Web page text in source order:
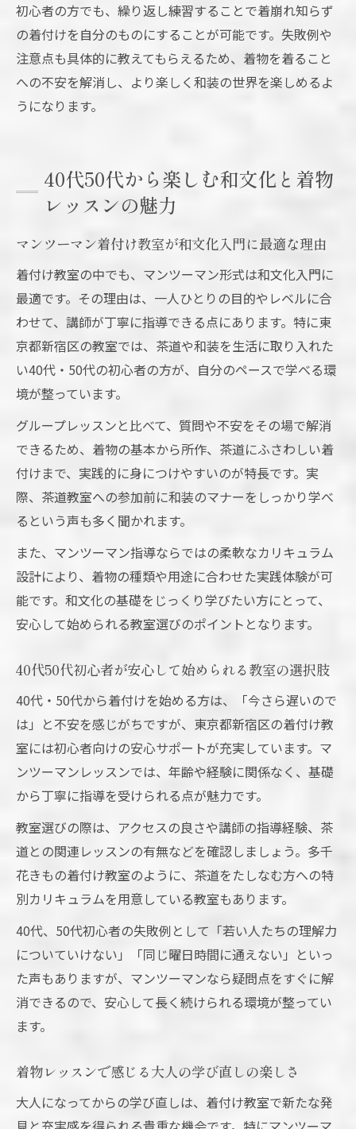
初心者の方でも、繰り返し練習することで着崩れ知らず
の着付けを自分のものにすることが可能です。失敗例や
注意点も具体的に教えてもらえるため、着物を着ること
への不安を解消し、より楽しく和装の世界を楽しめるよ
うになります。
40代50代から楽しむ和文化と着物
レッスンの魅力
マンツーマン着付け教室が和文化入門に最適な理由
着付け教室の中でも、マンツーマン形式は和文化入門に
最適です。その理由は、一人ひとりの目的やレベルに合
わせて、講師が丁寧に指導できる点にあります。特に東
京都新宿区の教室では、茶道や和装を生活に取り入れた
い40代・50代の初心者の方が、自分のペースで学べる環
境が整っています。
グループレッスンと比べて、質問や不安をその場で解消
できるため、着物の基本から所作、茶道にふさわしい着
付けまで、実践的に身につけやすいのが特長です。実
際、茶道教室への参加前に和装のマナーをしっかり学べ
るという声も多く聞かれます。
また、マンツーマン指導ならではの柔軟なカリキュラム
設計により、着物の種類や用途に合わせた実践体験が可
能です。和文化の基礎をじっくり学びたい方にとって、
安心して始められる教室選びのポイントとなります。
40代50代初心者が安心して始められる教室の選択肢
40代・50代から着付けを始める方は、「今さら遅いので
は」と不安を感じがちですが、東京都新宿区の着付け教
室には初心者向けの安心サポートが充実しています。マ
ンツーマンレッスンでは、年齢や経験に関係なく、基礎
から丁寧に指導を受けられる点が魅力です。
教室選びの際は、アクセスの良さや講師の指導経験、茶
道との関連レッスンの有無などを確認しましょう。多千
花きもの着付け教室のように、茶道をたしなむ方への特
別カリキュラムを用意している教室もあります。
40代、50代初心者の失敗例として「若い人たちの理解力
についていけない」「同じ曜日時間に通えない」といっ
た声もありますが、マンツーマンなら疑問点をすぐに解
消できるので、安心して長く続けられる環境が整ってい
ます。
着物レッスンで感じる大人の学び直しの楽しさ
大人になってからの学び直しは、着付け教室で新たな発